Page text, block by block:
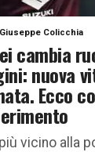
Giuseppe Colicchia
cambia
nuova
Ecco
vicino alla